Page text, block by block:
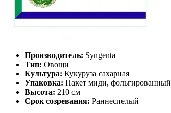
Производитель: Syngenta
Тип: Овощи
Культура: Кукуруза сахарная
Упаковка: Пакет миди, фольгированный
Высота: 210 см
Срок созревания: Раннеспелый